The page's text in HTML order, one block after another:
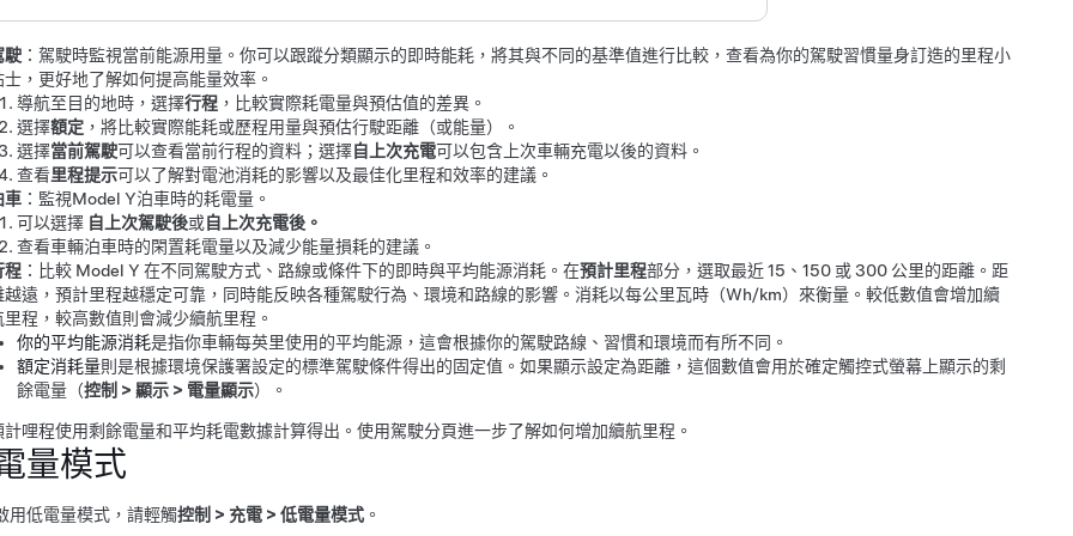
駛 ：駕駛時監視當前能源用量。你可以跟蹤分類顯示的即時能耗，將其與不同的基準值進行比較，查看為你的駕駛習慣量身訂造的里程小
士，更好地了解如何提高能量效率。
導航至目的地時，選擇行程 ，比較實際耗電量與預估值的差異。
選擇額定 ，將比較實際能耗或歷程用量與預估行駛距離（或能量）。
選擇當前駕駛可以查看當前行程的資料；選擇自上次充電可以包含上次車輛充電以後的資料。
查看里程提示可以了解對電池消耗的影響以及最佳化里程和效率的建議。
車 ：監視Model Y泊車時的耗電量。
可以選擇 自上次駕駛後或自上次充電後。
查看車輛泊車時的閑置耗電量以及減少能量損耗的建議。
程 ：比較 Model Y 在不同駕駛方式、路線或條件下的即時與平均能源消耗。在預計里程部分，選取最近15、150 或 300 公里的距離。距
越遠，預計里程越穩定可靠，同時能反映各種駕駛行為、環境和路線的影響。消耗以每公里瓦時（Wh/km） 來衡量。較低數值會增加續
里程，較高數值則會減少續航里程。
你的平均能源消耗是指你車輛每英里使用的平均能源，這會根據你的駕駛路線、習慣和環境而有所不同。
額定消耗量則是根據環境保護署設定的標準駕駛條件得出的固定值。如果顯示設定為距離，這個數值會用於確定觸控式螢幕上顯示的剩
餘電量（控制 > 顯示 > 電量顯示）。
計哩程使用剩餘電量和平均耗電數據計算得出。使用駕駛分頁進一步了解如何增加續航里程。
量模式
用低電量模式，請輕觸控制 > 充電 > 低電量模式 。